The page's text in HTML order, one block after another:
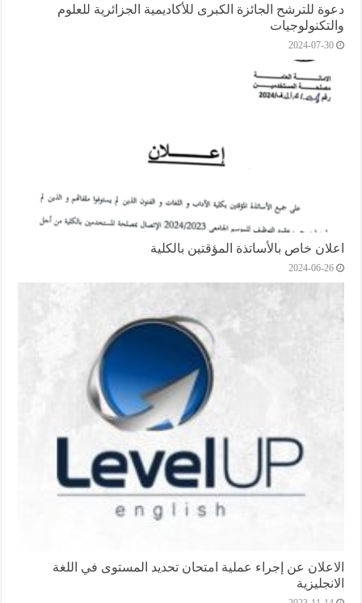
دعوة للترشح الجائزة الكبرى للأكاديمية الجزائرية للعلوم
والتكنولوجيات
2024-07-30
اعلان خاص باﻷساتذة المؤقتين بالكلية
2024-06-26
الاعلان عن إجراء عملية امتحان تحديد المستوى في اللغة
الانجليزية